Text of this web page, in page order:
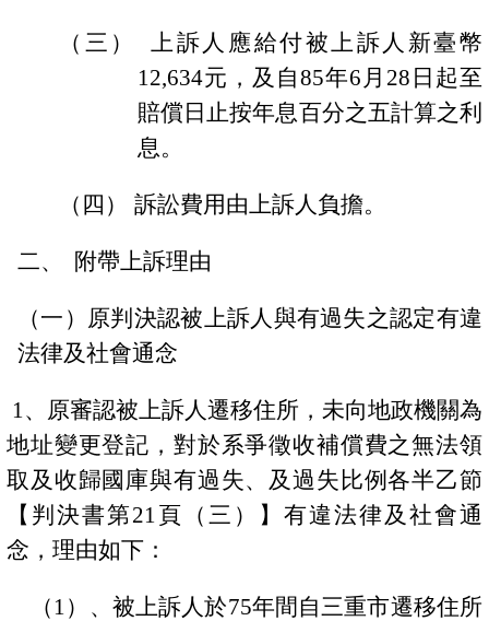
（三）
上訴人應給付被上訴人新臺幣
12,634元，及自85年6 月 28 日 起至
賠償日止按年息百分之五計算之利
息。
（四） 訴訟費用由上訴人負擔。
二、 附帶上訴理由
（一）原判決認被上訴人與有過失之認定有違
法律及社會通念
1、原審認被上訴人遷移住所，未向地政機關為
地址變更登記，對於系爭徵收補償費之無法領
取及收歸國庫與有過失、及過失比例各半乙節
【判決書第21頁（三）】有違法律及社會通
念，理由如下：
（ 1）、 被上訴人於75年間自三重市遷移住所